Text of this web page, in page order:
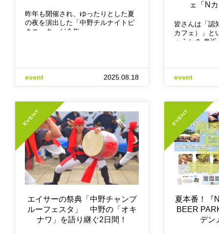
昨年も開催され、ゆったりとした夏
の夜を演出した「中野チルナイトピ
クニック」が今年…
event 2025.08.18
ェ「N
皆さんは「認
カフェ）」と
ょうか？ 身
event
エイサーの祭典「中野チャンプ
ルーフェスタ」 中野の「オキ
ナワ」を語り継ぐ2日間！
夏本番！『
BEER
デン